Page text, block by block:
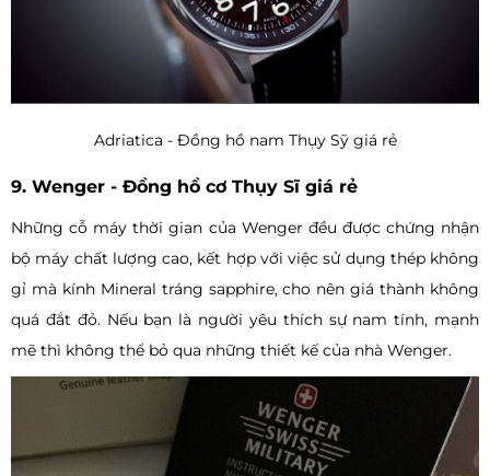
Adriatica - Đồng hồ nam Thụy Sỹ giá rẻ
9. Wenger - Đồng hồ cơ Thụy Sĩ giá rẻ
Những cỗ máy thời gian của Wenger đều được chứng nhận
bộ máy chất lượng cao, kết hợp với việc sử dụng thép không
gỉ mà kính Mineral tráng sapphire, cho nên giá thành không
quá đắt đỏ. Nếu bạn là người yêu thích sự nam tính, mạnh
mẽ thì không thể bỏ qua những thiết kế của nhà Wenger.